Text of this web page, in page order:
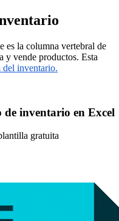
es la columna vertebral de
y vende productos. Esta
del inventario.
inventario en Excel
gratuita